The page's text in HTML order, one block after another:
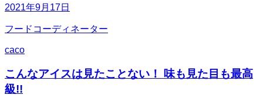
2021年9月17日
フードコーディネーター
caco
こんなアイスは見たことない！ 味も見た目も最高
級!!